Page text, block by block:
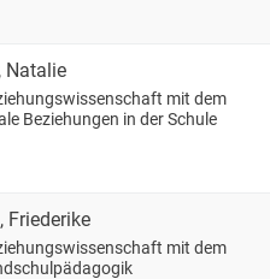
Natalie
mit dem
Beziehungen in der Schule
, Friederike
mit dem